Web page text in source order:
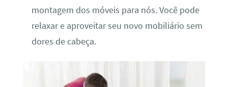
montagem dos móveis para nós. Você pode
relaxar e aproveitar seu novo mobiliário sem
dores de cabeça.